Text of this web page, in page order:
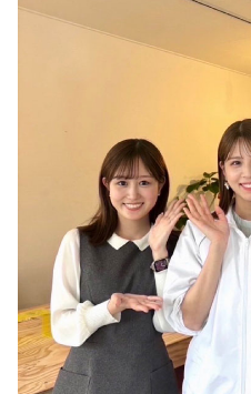
河合＆A.B.C-Z塚田×福井
（news おかえり）
DAIGOも台所 ～きょう
朝だ！生です旅サラダ
教えて！ニュースライブ
ＬＩＦＥ～夢のカタチ～
新婚さんいらっしゃい！
ポツンと一軒家
ザキ山小屋本館
ぺこぱのまるスポ